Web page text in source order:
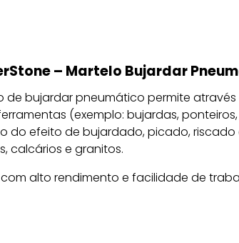
– Martelo Bujardar
de bujardar pneumático permite
(exemplo: bujardas,
do efeito de bujardado, picado, riscado
calcários e granitos.
alto rendimento e facilidade de